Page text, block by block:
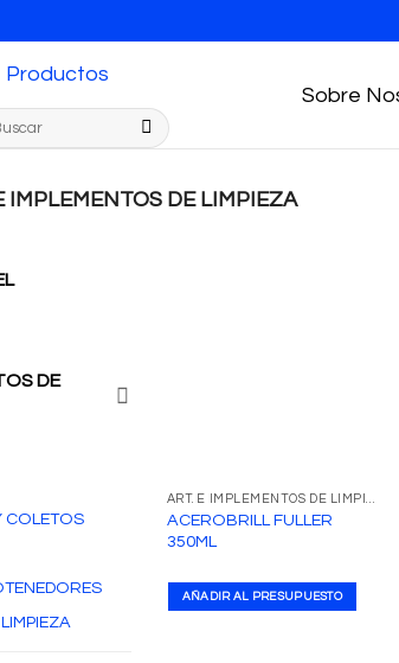
Productos
Sobre
IMPLEMENTOS DE LIMPIEZA
DE
COLETOS
ART. E IMPLEMENTOS DE LIMPIEZA
ACEROBRILL FULLER
350ML
AÑADIR AL PRESUPUESTO